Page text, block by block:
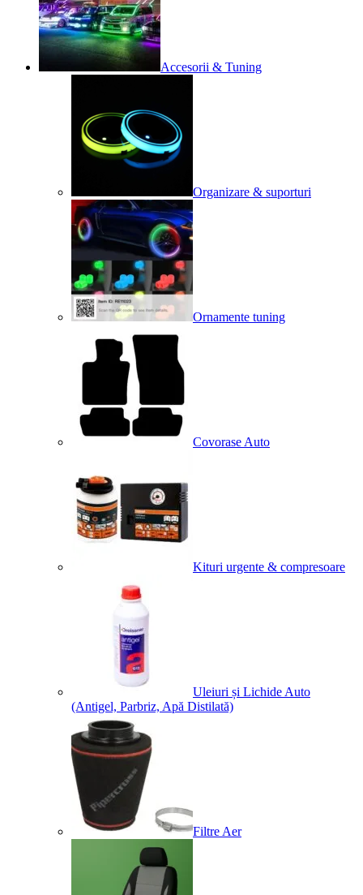
Accesorii & Tuning
Organizare & suporturi
Ornamente tuning
Covorase Auto
Kituri urgente & compresoare
Uleiuri și Lichide Auto
(Antigel, Parbriz, Apă Distilată)
Filtre Aer